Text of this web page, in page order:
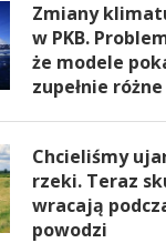
Zmiany
w PKB.
że modele
zupełnie
Chcieliśmy
rzeki. Teraz
wracają
powodzi